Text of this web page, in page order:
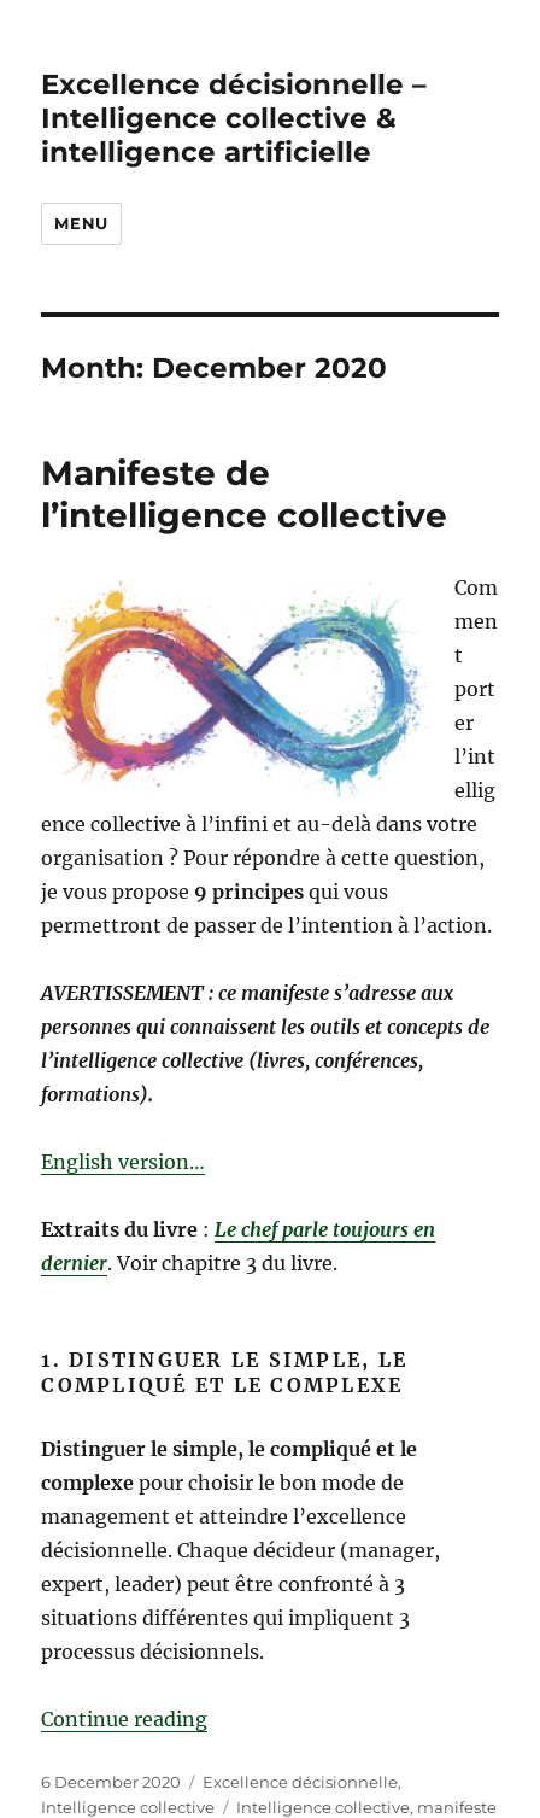
Excellence décisionnelle –
Intelligence collective &
intelligence artificielle
MENU
Month: December 2020
Manifeste de
l’intelligence collective
Com
men
t
port
er
l’int
ellig
ence collective à l’infini et au-delà dans votre
organisation ? Pour répondre à cette question,
je vous propose 9 principes qui vous
permettront de passer de l’intention à l’action.
AVERTISSEMENT : ce manifeste s’adresse aux
personnes qui connaissent les outils et concepts de
l’intelligence collective (livres, conférences,
formations).
English version…
Extraits du livre :Le chef parle toujours en
dernier. Voir chapitre 3 du livre.
1. DISTINGUER LE SIMPLE, LE
COMPLIQUÉ ET LE COMPLEXE
Distinguer le simple, le compliqué et le
complexepour choisir le bon mode de
management et atteindre l’excellence
décisionnelle. Chaque décideur (manager,
expert, leader) peut être confronté à 3
situations différentes qui impliquent 3
processus décisionnels.
Continue reading“Manifeste de l’intelligence
Posted
on
6 December 2020 Categories
Excellence décisionnelle,
Intelligence collective
Tags
Intelligence collective, manifeste